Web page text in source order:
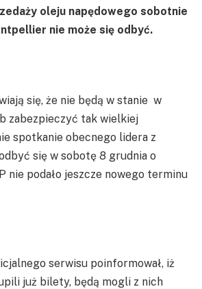
oleju napędowego sobotnie
nie może się odbyć.
się, że nie będą w stanie w
zabezpieczyć tak wielkiej
spotkanie obecnego lidera z
się w sobotę 8 grudnia o
nie podało jeszcze nowego terminu
serwisu poinformował, iż
już bilety, będą mogli z nich